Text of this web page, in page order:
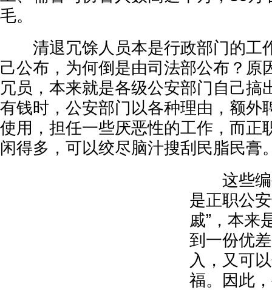
毛。
清退冗馀人员本是行政部门的工
己公布，为何倒是由司法部公布？原
冗员，本来就是各级公安部门自己搞
有钱时，公安部门以各种理由，额外
使用，担任一些厌恶性的工作，而正
闲得多，可以绞尽脑汁搜刮民脂民膏
这些编
是正职公
戚”，本来
到一份优
入，又可
福。因此